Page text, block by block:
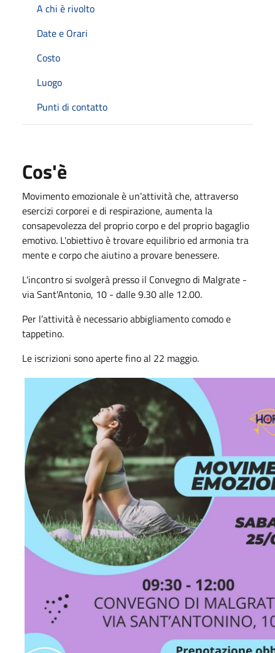
A chi è rivolto
Date e Orari
Costo
Luogo
Punti di contatto
Cos'è
Movimento emozionale è un'attività che, attraverso
esercizi corporei e di respirazione, aumenta la
consapevolezza del proprio corpo e del proprio bagaglio
emotivo. L'obiettivo è trovare equilibrio ed armonia tra
mente e corpo che aiutino a provare benessere.
L'incontro si svolgerà presso il Convegno di Malgrate -
via Sant'Antonio, 10 - dalle 9.30 alle 12.00.
Per l’attività è necessario abbigliamento comodo e
tappetino.
Le iscrizioni sono aperte fino al 22 maggio.